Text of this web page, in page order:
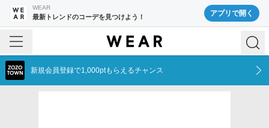
WEAR
最新トレンドのコーデを見つけよう！ アプリで開く
新規会員登録で1,000ptもらえるチャンス